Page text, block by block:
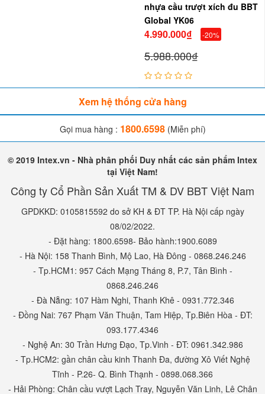
nhựa cầu trượt xích đu BBT
Global YK06
4.990.000₫ -20%
5.988.000₫
Xem hệ thống cửa hàng
Gọi mua hàng : 1800.6598(Miễn phí)
© 2019 Intex.vn - Nhà phân phối Duy nhất các sản phẩm Intex
tại Việt Nam!
Công ty Cổ Phần Sản Xuất TM & DV BBT Việt Nam
GPDKKD: 0105815592 do sở KH & ĐT TP. Hà Nội cấp ngày
08/02/2022.
- Đặt hàng: 1800.6598- Bảo hành:1900.6089
- Hà Nội: 158 Thanh Bình, Mộ Lao, Hà Đông - 0868.246.246
- Tp.HCM1: 957 Cách Mạng Tháng 8, P.7, Tân Bình -
0868.246.246
- Đà Nẵng: 107 Hàm Nghi, Thanh Khê - 0931.772.346
- Đồng Nai: 767 Phạm Văn Thuận, Tam Hiệp, Tp.Biên Hòa - ĐT:
093.177.4346
- Nghệ An: 30 Trần Hưng Đạo, Tp.Vinh - ĐT: 0961.342.986
- Tp.HCM2: gần chân cầu kinh Thanh Đa, đường Xô Viết Nghệ
Tĩnh - P.26- Q. Bình Thạnh - 0898.068.366
- Hải Phòng: Chân cầu vượt Lạch Tray, Nguyễn Văn Linh, Lê Chân